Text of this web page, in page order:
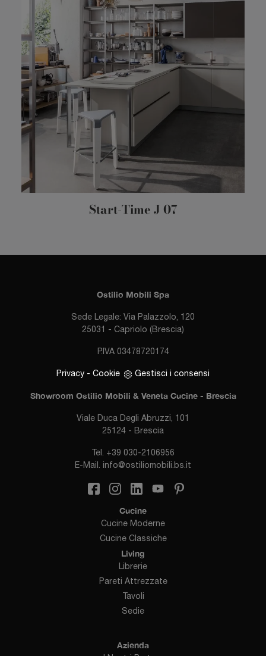
Start-Time J 07
Ostilio Mobili Spa
Sede Legale: Via Palazzolo, 120
25031 - Capriolo (Brescia)
P.IVA 03478720174
Privacy - Cookie Gestisci i consensi
Showroom Ostilio Mobili & Veneta Cucine - Brescia
Viale Duca Degli Abruzzi, 101
25124 - Brescia
Tel. +39 030-2106956
E-Mail. info@ostiliomobili.bs.it
Cucine
Cucine Moderne
Cucine Classiche
Living
Librerie
Pareti Attrezzate
Tavoli
Sedie
Azienda